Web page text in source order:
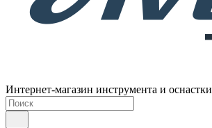
Интернет-магазин инструмента и оснастки